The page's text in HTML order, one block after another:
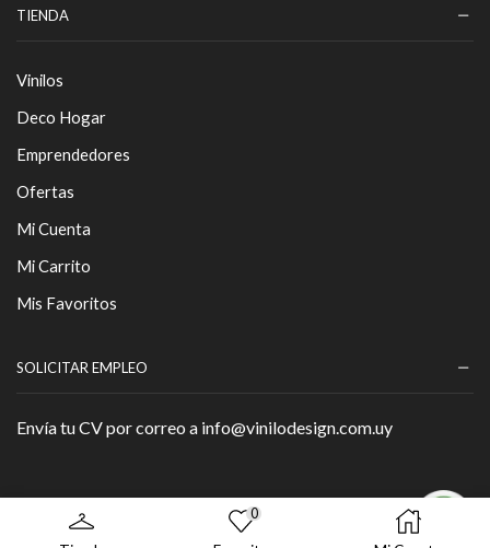
TIENDA
Vinilos
Deco Hogar
Emprendedores
Ofertas
Mi Cuenta
Mi Carrito
Mis Favoritos
SOLICITAR EMPLEO
Envía tu CV por correo a info@vinilodesign.com.uy
Copyright © 2026 - By Página Web.
0